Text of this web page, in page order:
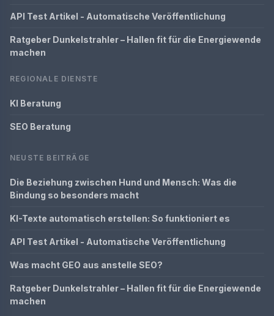
API Test Artikel - Automatische Veröffentlichung
Ratgeber Dunkelstrahler – Hallen fit für die Energiewende
machen
REGIONALE DIENSTE
KI Beratung
SEO Beratung
NEUSTE BEITRÄGE
Die Beziehung zwischen Hund und Mensch: Was die
Bindung so besonders macht
KI-Texte automatisch erstellen: So funktioniert es
API Test Artikel - Automatische Veröffentlichung
Was macht GEO aus anstelle SEO?
Ratgeber Dunkelstrahler – Hallen fit für die Energiewende
machen